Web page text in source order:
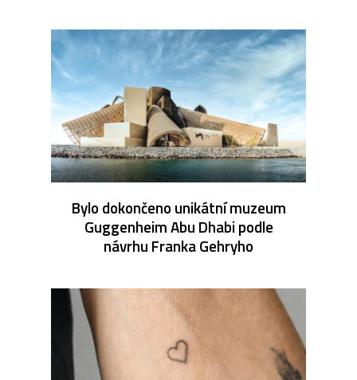
Bylo dokončeno unikátní muzeum
Guggenheim Abu Dhabi podle
návrhu Franka Gehryho